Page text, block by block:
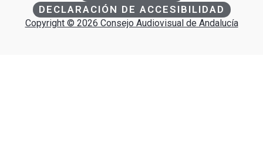
DECLARACIÓN DE ACCESIBILIDAD
Copyright © 2026 Consejo Audiovisual de Andalucía